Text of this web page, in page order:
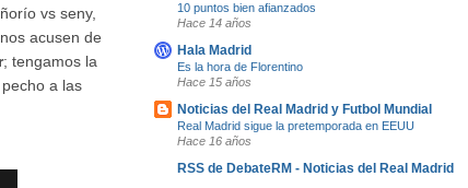
vs seny,
acusen de
; tengamos la
a las
10 puntos bien afianzados
Hace 14 años
Hala Madrid
Es la hora de Florentino
Hace 15 años
Noticias del Real Madrid y Futbol Mundial
Real Madrid sigue la pretemporada en EEUU
Hace 16 años
RSS de DebateRM - Noticias del Real Madrid